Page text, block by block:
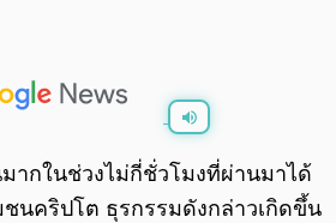
0:00/
ากในช่วงไม่กี่ชั่วโมงที่ผ่านมาได้
นคริปโต ธุรกรรมดังกล่าวเกิดขึ้น